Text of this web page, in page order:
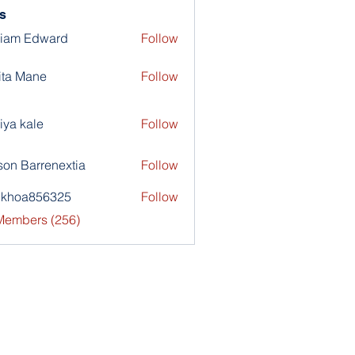
Edward Follow
Mane Follow
kale Follow
Barrenextia Follow
Follow
(256)